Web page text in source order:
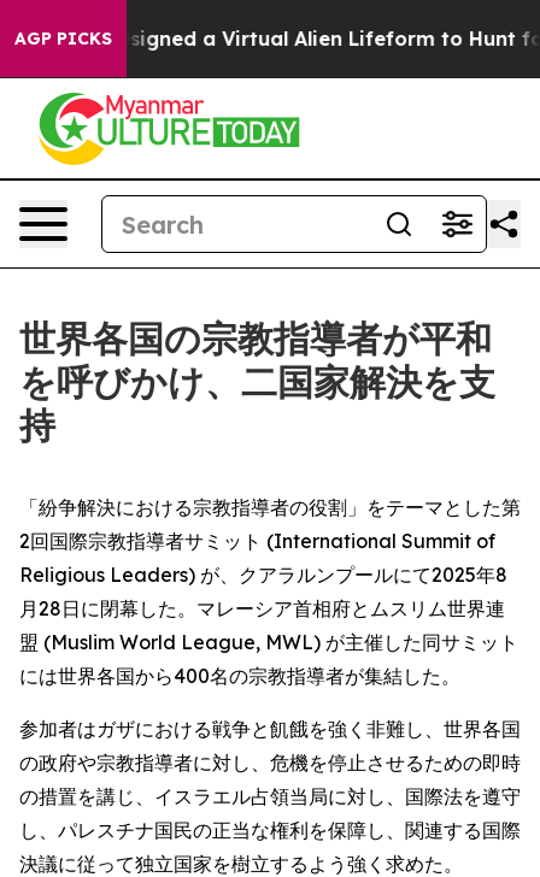
AGP PICKSDesigned a Virtual Alien Lifeform to Hunt for
世界各国の宗教指導者が平和
を呼びかけ、二国家解決を支
持
「紛争解決における宗教指導者の役割」をテーマとした第
2回国際宗教指導者サミット (International Summit of
Religious Leaders) が、クアラルンプールにて2025年8
月28日に閉幕した。マレーシア首相府とムスリム世界連
盟 (Muslim World League, MWL) が主催した同サミット
には世界各国から400名の宗教指導者が集結した。
参加者はガザにおける戦争と飢餓を強く非難し、世界各国
の政府や宗教指導者に対し、危機を停止させるための即時
の措置を講じ、イスラエル占領当局に対し、国際法を遵守
し、パレスチナ国民の正当な権利を保障し、関連する国際
決議に従って独立国家を樹立するよう強く求めた。